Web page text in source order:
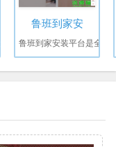
鲁班到家安
鲁班到家安装平台是全